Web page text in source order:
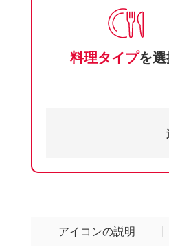
料理タイプを選
アイコンの説明